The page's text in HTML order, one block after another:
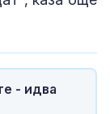
- идва